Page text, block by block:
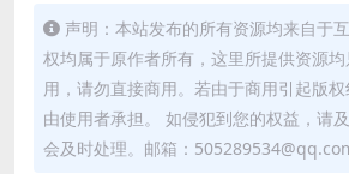
声明：本站发布的所有资源均来自于
权均属于原作者所有，这里所提供资源
用，请勿直接商用。若由于商用引起版
由使用者承担。 如侵犯到您的权益，请
会及时处理。邮箱：